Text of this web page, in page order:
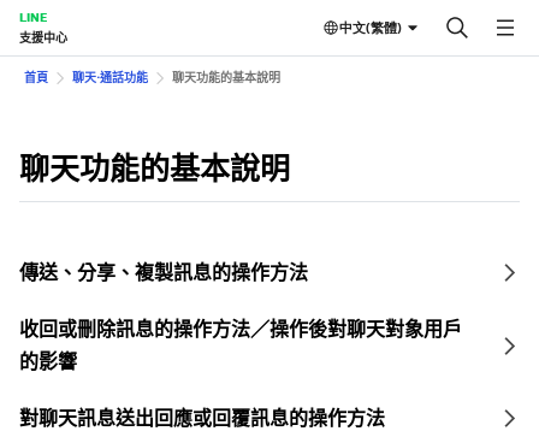
LINE
支援中心
中文(繁體)
首頁 聊天⋅通話功能 聊天功能的基本說明
聊天功能的基本說明
傳送、分享、複製訊息的操作方法
收回或刪除訊息的操作方法／操作後對聊天對象用戶
的影響
對聊天訊息送出回應或回覆訊息的操作方法